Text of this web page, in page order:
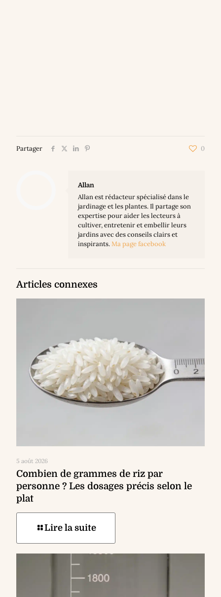
Partager 0
Allan
Allan est rédacteur spécialisé dans le
jardinage et les plantes. Il partage son
expertise pour aider les lecteurs à
cultiver, entretenir et embellir leurs
jardins avec des conseils clairs et
inspirants.Ma page facebook
Articles connexes
5 août 2026
Combien de grammes de riz par
personne ? Les dosages précis selon le
plat
Lire la suite